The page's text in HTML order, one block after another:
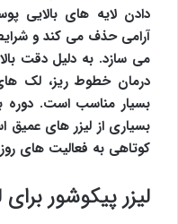
دادن لایه های بالایی
آرامی حذف می کند و
می سازد. به دلیل دقت
درمان خطوط ریز، لک
بسیار مناسب است. دوره
بسیاری از لیزر های عمیق
کوتاهی به فعالیت های
لیزر پیکوشور